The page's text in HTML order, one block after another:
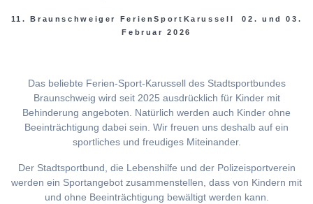
11. Braunschweiger FerienSportKarussell 02. und 03.
Februar 2026
Das beliebte Ferien-Sport-Karussell des Stadtsportbundes
Braunschweig wird seit 2025 ausdrücklich für Kinder mit
Behinderung angeboten. Natürlich werden auch Kinder ohne
Beeinträchtigung dabei sein. Wir freuen uns deshalb auf ein
sportliches und freudiges Miteinander.
Der Stadtsportbund, die Lebenshilfe und der Polizeisportverein
werden ein Sportangebot zusammenstellen, dass von Kindern mit
und ohne Beeinträchtigung bewältigt werden kann.